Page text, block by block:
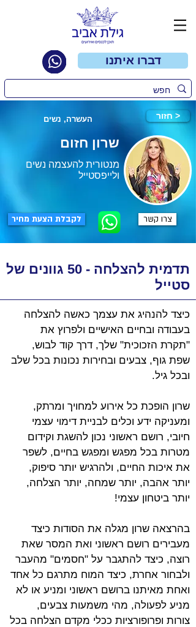
דברו איתנו
העשרה, נשים חזור >
שרון חזום
מנטורית להעצמה נשים
ולייפסטייל
צרו קשר לקבלת הצעת מחיר
תדמית להצלחה - 50 גוונים של
סטייל
כיצד להנהיג את עצמך כאשה להצלחה
בעבודה ובחיים האישיים ולפרוץ את
"תקרת הזכוכית" שלך, דרך קוד לבוש,
שפת גוף, צבעים ובחירות נכונות בכל שלב
ובכל גיל.
שרון הופכת כל אירוע למחויך ומרתק,
ומעניקה ידע וכלים לבניית דימוי עצמי
חיובי, רושם ראשוני נכון להשגת וקידום
מטרות בכל מפגש ומפגש בחיים, לשפר
את איכות החיים, ולהרגיש יותר סיפוק,
יותר אהבה, יותר שמחה, יותר הצלחה,
יותר ביטחון עצמי!
בהרצאה שרון מגלה את הסודות כיצד
מעבירים רושם ראשוני ואת המסר שאת
רוצה, כיצד להתגבר על "חסמים" מהעבר
ולבחור אחרת, כיצד המוח מתרגם כל אחד
ואחת מאיתנו ברושם ראשוני ומניע או לא
מניע לפעולה, מהי משמעות צבעים,
צורות ופרופורציות ככלי מקדם הצלחה בכל